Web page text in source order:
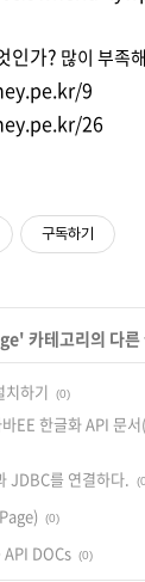
인가? 많이 부족
9
26
구독하기
' 카테고리의 다른
치하기 (0)
EE 한글화 API 문
JDBC를 연결하다.
(0)
DOCs (0)